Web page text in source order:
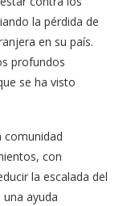
la pérdida de
en su país.
profundos
se ha visto
comunidad
con
la escalada del
ayuda